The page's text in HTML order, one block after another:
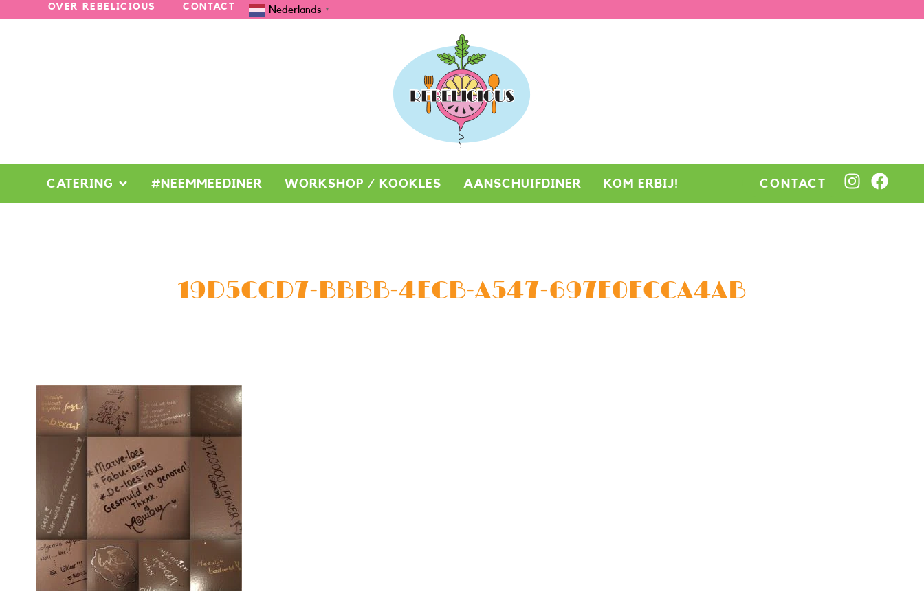
OVER REBELICIOUS CONTACT Nederlands ▼
CATERING #NEEMMEEDINER WORKSHOP / KOOKLES AANSCHUIFDINER KOM ERBIJ! CONTACT
19D5CCD7-BBBB-4ECB-A547-697E0ECCA4AB